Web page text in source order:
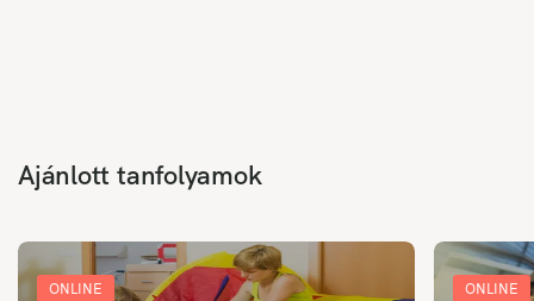
Ajánlott tanfolyamok
ONLINE ONLINE